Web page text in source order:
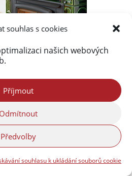
souhlas s cookies
našich webových
Příjmout
Odmítnout
Předvolby
souhlasu k ukládání souborů cookie